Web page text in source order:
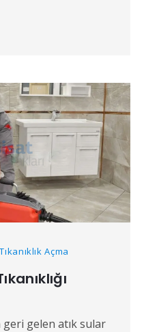
Açma
gelen atık sular